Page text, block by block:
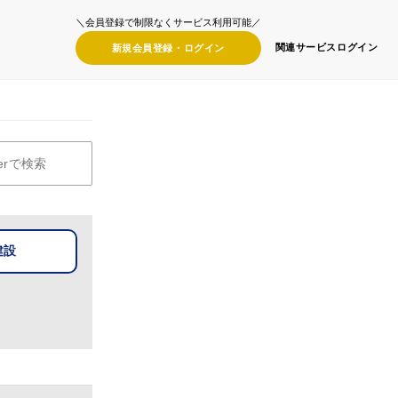
＼会員登録で制限なくサービス利用可能／
新規会員登録・ ログイン 関連サービス ログイン
設